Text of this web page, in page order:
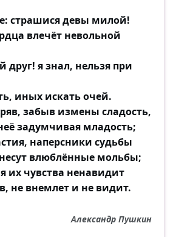
И я — в кино! —
я ли брошена —
то смешно!
звенит и крутится,
пропадёшь!
получится
мучиться —
и поймёшь!
страшися девы милой!
влечёт невольной
друг! я знал, нельзя при
иных искать очей.
забыв измены сладость,
задумчивая младость;
наперсники судьбы
влюблённые мольбы;
их чувства ненавидит
не внемлет и не видит.
Александр Пушкин